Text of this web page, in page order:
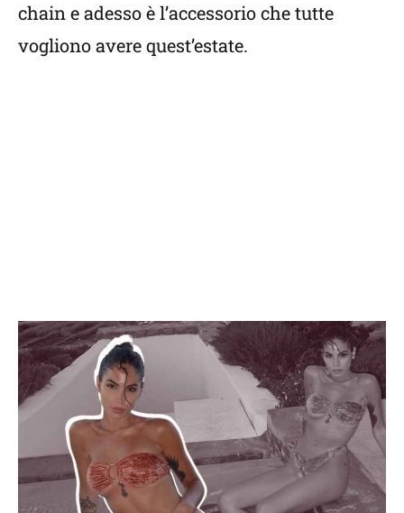
chain e adesso è l’accessorio che tutte
vogliono avere quest’estate.